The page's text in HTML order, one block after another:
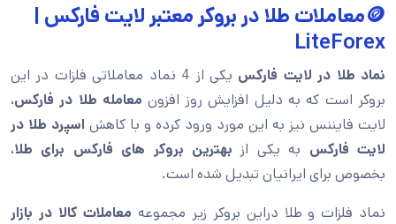
🪙معاملات طلا در بروکر معتبر لایت فارکس |
LiteForex
نماد طلا در لایت فارکس
یکی از 4 نماد معاملاتی فلزات در این
بروکر است که به دلیل افزایش روز افزون معامله طلا در فارکس،
لایت فایننس نیز به این مورد ورود کرده و با کاهش اسپرد طلا در
لایت فارکس به یکی از بهترین بروکر های فارکس برای طلا،
بخصوص برای ایرانیان تبدیل شده است.
نماد فلزات و طلا دراین بروکر زیر مجموعه معاملات کالا در بازار